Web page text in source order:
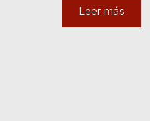
Leer más